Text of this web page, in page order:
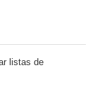
listas de